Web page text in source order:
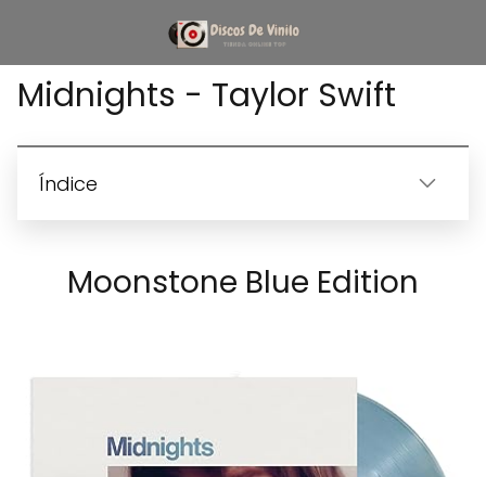
Midnights - Taylor Swift
Índice
Moonstone Blue Edition